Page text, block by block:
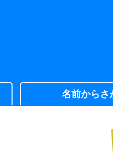
名前からさ